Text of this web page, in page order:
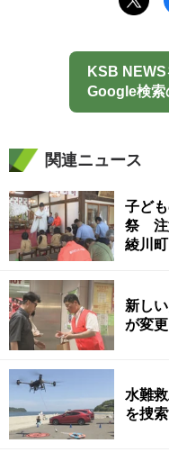
KSB NEWS
Google検索
関連ニュース
子ど
祭 注
綾川町
新し
が変
水難
を捜